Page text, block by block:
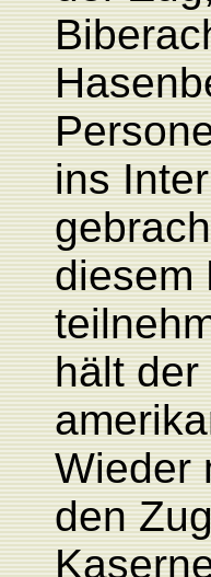
ins
diesem
hält der
Wieder
den